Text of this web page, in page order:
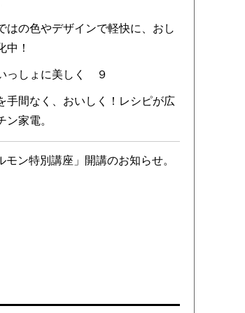
はの色やデザインで軽快に、おし
中！
っしょに美しく ９
手間なく、おいしく！レシピが広
ン家電。
モン特別講座」開講のお知らせ。